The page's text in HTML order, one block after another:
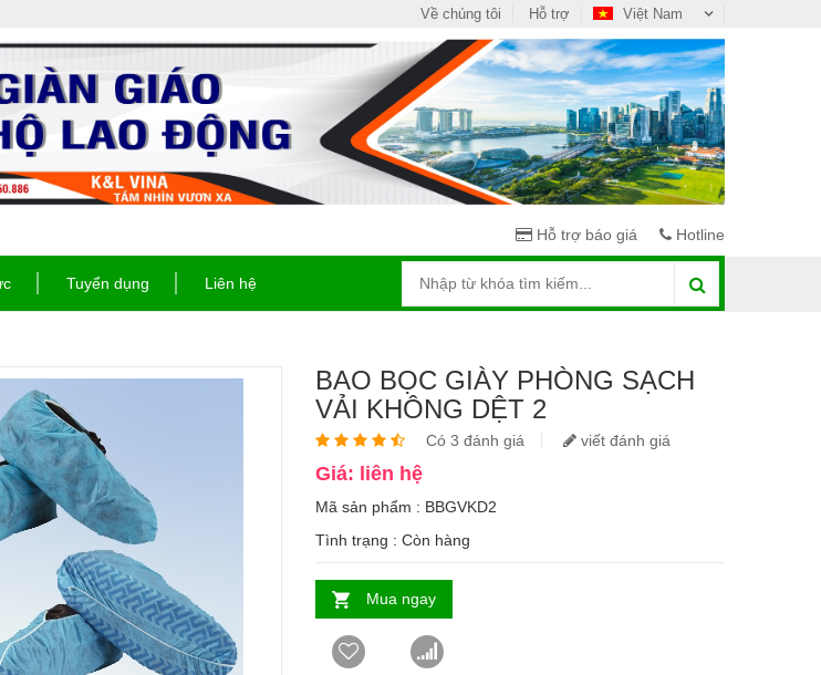
Việt Nam
Về chúng tôi Hỗ trợ
Hỗ trợ báo giá Hotline
Tuyển dụng Liên hệ
BAO BỌC GIÀY PHÒNG SẠCH
VẢI KHÔNG DỆT 2
Có 3 đánh giá viết đánh giá
Giá: liên hệ
Mã sản phẩm : BBGVKD2
Tình trạng : Còn hàng
Mua ngay